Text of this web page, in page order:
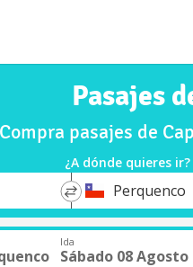
Pasajes
Compra pasajes de
¿A dónde quieres ir?
*
DestinoPerquenco
Ida
Sábado 08 Agosto